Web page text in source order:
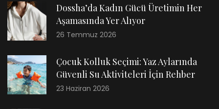
Dossha’da Kadın Gücü Üretimin Her
Aşamasında Yer Alıyor
26 Temmuz 2026
Çocuk Kolluk Seçimi: Yaz Aylarında
Güvenli Su Aktiviteleri İçin Rehber
23 Haziran 2026